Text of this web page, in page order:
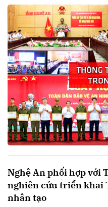
Nghệ An phối hợp với
nghiên cứu triển khai
nhân tạo